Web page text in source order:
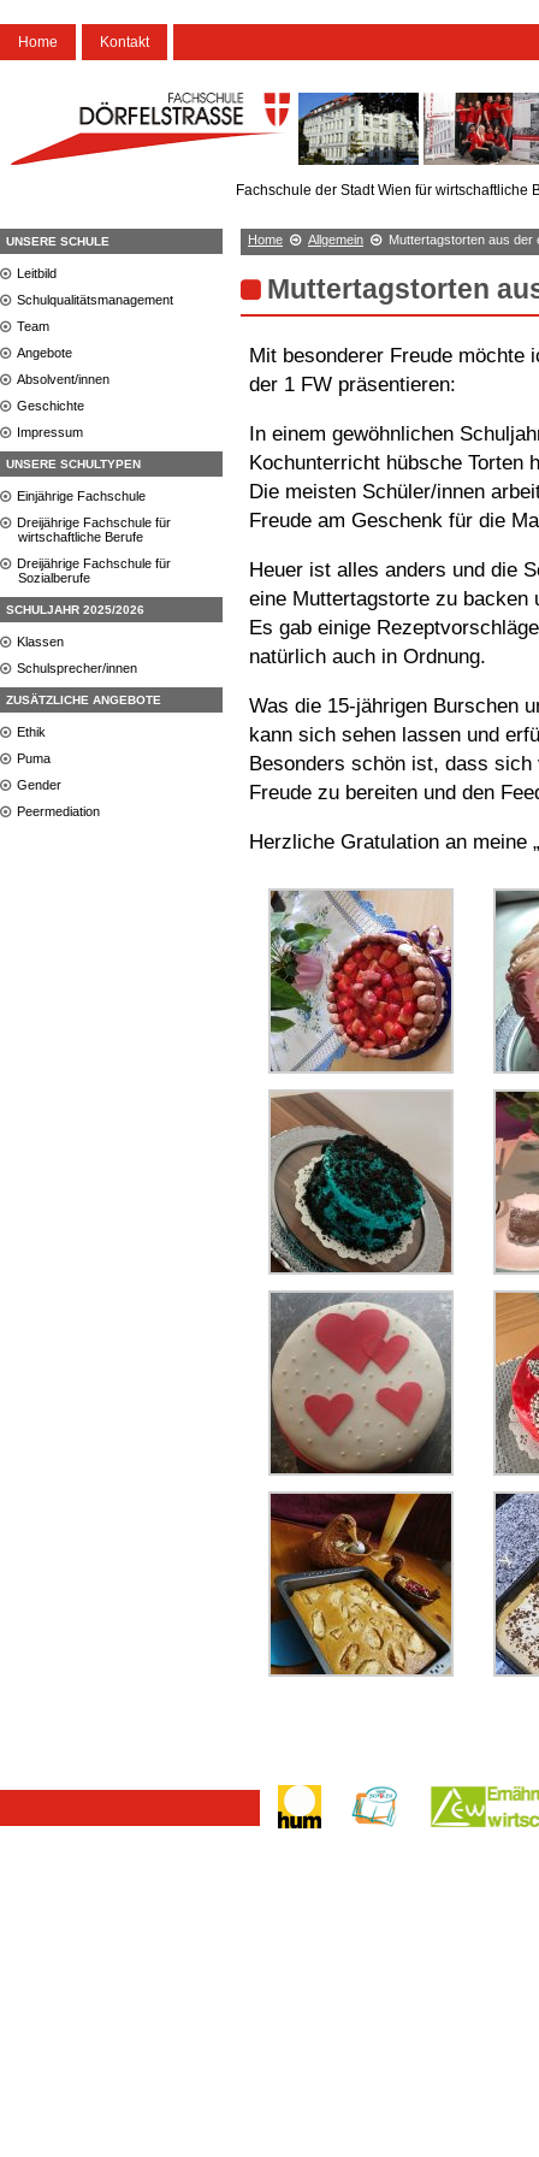
Home Kontakt
Fachschule der Stadt Wien für wirtschaftliche
UNSERE SCHULE
Leitbild
Schulqualitätsmanagement
Team
Angebote
Absolvent/innen
Geschichte
Impressum
UNSERE SCHULTYPEN
Einjährige Fachschule
Dreijährige Fachschule für
wirtschaftliche Berufe
Dreijährige Fachschule für
Sozialberufe
SCHULJAHR 2025/2026
Klassen
Schulsprecher/innen
ZUSÄTZLICHE ANGEBOTE
Ethik
Puma
Gender
Peermediation
Home Allgemein Muttertagstorten aus der
Muttertagstorten
Mit besonderer Freude möchte
der 1 FW präsentieren:
In einem gewöhnlichen
Kochunterricht hübsche Torten
Die meisten Schüler/innen
Freude am Geschenk für die
Heuer ist alles anders und die
eine Muttertagstorte zu backen
Es gab einige
natürlich auch in Ordnung.
Was die 15-jährigen Burschen
kann sich sehen lassen und
Besonders schön ist, dass
Freude zu bereiten und den
Herzliche Gratulation an meine